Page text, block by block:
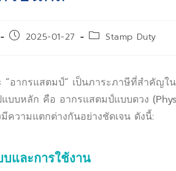
2025-01-27 Stamp Duty
​​”อากรแสตมป์” เป็นภาระภาษีที่สำคัญใ
แบบหลัก คือ อากรแสตมป์แบบดวง
ความแตกต่างกันอย่างชัดเจน ดังนี้:
บและการใช้งาน